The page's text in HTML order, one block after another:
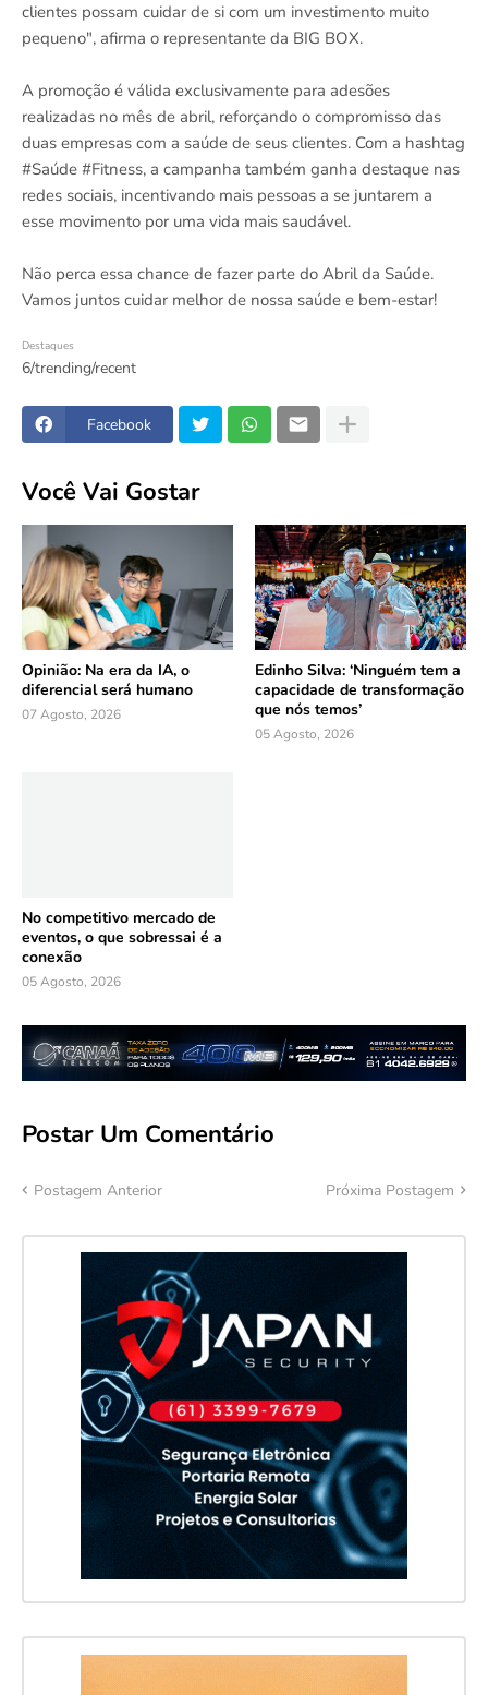
clientes possam cuidar de si com um investimento muito
pequeno", afirma o representante da BIG BOX.
A promoção é válida exclusivamente para adesões
realizadas no mês de abril, reforçando o compromisso das
duas empresas com a saúde de seus clientes. Com a hashtag
#Saúde #Fitness, a campanha também ganha destaque nas
redes sociais, incentivando mais pessoas a se juntarem a
esse movimento por uma vida mais saudável.
Não perca essa chance de fazer parte do Abril da Saúde.
Vamos juntos cuidar melhor de nossa saúde e bem-estar!
Destaques
6/trending/recent
Facebook
Você Vai Gostar
Opinião: Na era da IA, o
diferencial será humano
07 Agosto, 2026
Edinho Silva: ‘Ninguém tem a
capacidade de transformação
que nós temos’
05 Agosto, 2026
No competitivo mercado de
eventos, o que sobressai é a
conexão
05 Agosto, 2026
Postar Um Comentário
Postagem Anterior Próxima Postagem